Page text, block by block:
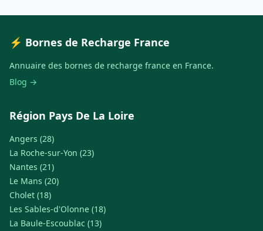
⚡ Bornes de Recharge France
Annuaire des bornes de recharge france en France.
Blog →
Région Pays De La Loire
Angers (28)
La Roche-sur-Yon (23)
Nantes (21)
Le Mans (20)
Cholet (18)
Les Sables-d'Olonne (18)
La Baule-Escoublac (13)